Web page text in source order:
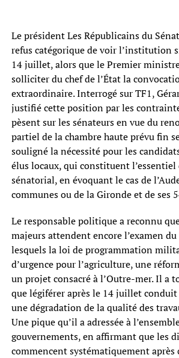
Le président Les Républicains du
refus catégorique de voir l’institution
14 juillet, alors que le Premier
solliciter du chef de l’État la
extraordinaire. Interrogé sur TF1,
justifié cette position par les
pèsent sur les sénateurs en vue du
partiel de la chambre haute prévu fin
souligné la nécessité pour les
élus locaux, qui constituent l’essentiel
sénatorial, en évoquant le cas de
communes ou de la Gironde et de ses
Le responsable politique a reconnu
majeurs attendent encore l’examen
lesquels la loi de programmation
d’urgence pour l’agriculture, une
un projet consacré à l’Outre-mer. Il a
que légiférer après le 14 juillet
une dégradation de la qualité des
Une pique qu’il a adressée à
gouvernements, en affirmant que les
commencent systématiquement après